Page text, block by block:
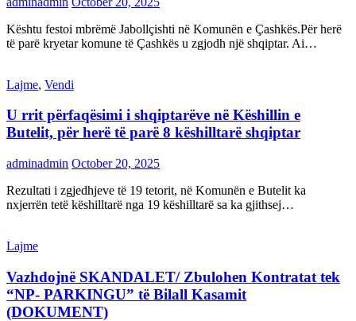
Kështu festoi mbrëmë Jabollçishti në Komunën e Çashkës.Për herë
të parë kryetar komune të Çashkës u zgjodh një shqiptar. Ai…
Lajme, Vendi
U rrit përfaqësimi i shqiptarëve në Këshillin e
Butelit, për herë të parë 8 këshilltarë shqiptar
adminadmin October 20, 2025
Rezultati i zgjedhjeve të 19 tetorit, në Komunën e Butelit ka
nxjerrën tetë këshilltarë nga 19 këshilltarë sa ka gjithsej…
Lajme
Vazhdojnë SKANDALET/ Zbulohen Kontratat tek
“NP- PARKINGU” të Bilall Kasamit
(DOKUMENT)